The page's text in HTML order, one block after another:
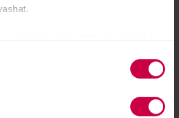
elemzéséhez. Ezenkívül
hirdető- és elemező partnereinkkel
vonatkozó
az adatokat más olyan
hírlevelünkre!